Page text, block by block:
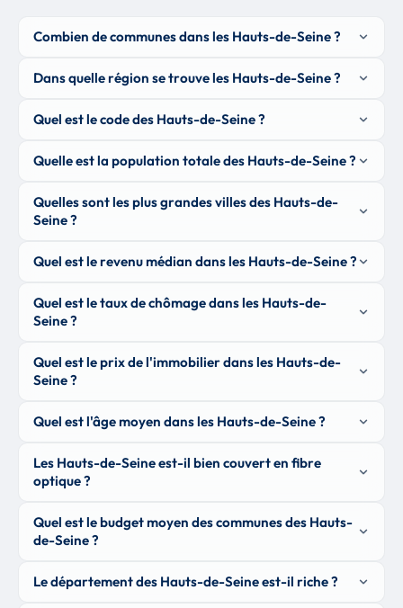
Combien de communes dans les Hauts-de-Seine ?
Dans quelle région se trouve les Hauts-de-Seine ?
Quel est le code des Hauts-de-Seine ?
Quelle est la population totale des Hauts-de-Seine ?
Quelles sont les plus grandes villes des Hauts-de-
Seine ?
Quel est le revenu médian dans les Hauts-de-Seine ?
Quel est le taux de chômage dans les Hauts-de-
Seine ?
Quel est le prix de l'immobilier dans les Hauts-de-
Seine ?
Quel est l'âge moyen dans les Hauts-de-Seine ?
Les Hauts-de-Seine est-il bien couvert en fibre
optique ?
Quel est le budget moyen des communes des Hauts-
de-Seine ?
Le département des Hauts-de-Seine est-il riche ?